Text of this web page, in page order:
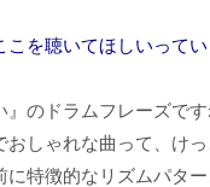
を聴いてほしいってい
』のドラムフレーズで
おしゃれな曲って、け
に特徴的なリズムパタ